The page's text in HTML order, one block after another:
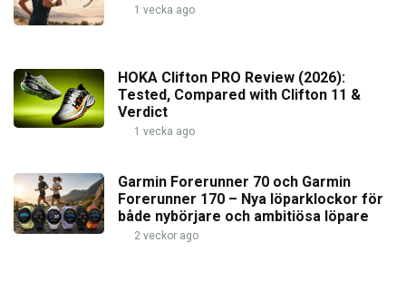
1 vecka ago
HOKA Clifton PRO Review (2026):
Tested, Compared with Clifton 11 &
Verdict
1 vecka ago
Garmin Forerunner 70 och Garmin
Forerunner 170 – Nya löparklockor för
både nybörjare och ambitiösa löpare
2 veckor ago